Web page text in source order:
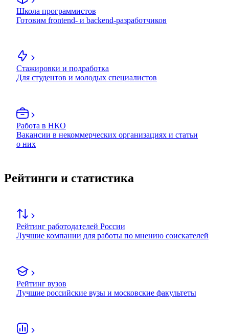
Школа программистов
Готовим frontend- и backend-разработчиков
Стажировки и подработка
Для студентов и молодых специалистов
Работа в НКО
Вакансии в некоммерческих организациях и статьи
о них
Рейтинги и статистика
Рейтинг работодателей России
Лучшие компании для работы по мнению соискателей
Рейтинг вузов
Лучшие российские вузы и московские факультеты